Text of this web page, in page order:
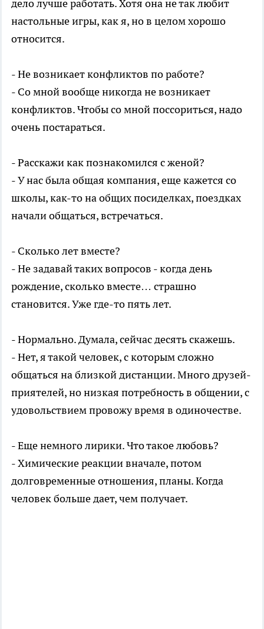
дело лучше работать. Хотя она не так любит
настольные игры, как я, но в целом хорошо
относится.
- Не возникает конфликтов по работе?
- Со мной вообще никогда не возникает
конфликтов. Чтобы со мной поссориться, надо
очень постараться.
- Расскажи как познакомился с женой?
- У нас была общая компания, еще кажется со
школы, как-то на общих посиделках, поездках
начали общаться, встречаться.
- Сколько лет вместе?
- Не задавай таких вопросов - когда день
рождение, сколько вместе… страшно
становится. Уже где-то пять лет.
- Нормально. Думала, сейчас десять скажешь.
- Нет, я такой человек, с которым сложно
общаться на близкой дистанции. Много друзей-
приятелей, но низкая потребность в общении, с
удовольствием провожу время в одиночестве.
- Еще немного лирики. Что такое любовь?
- Химические реакции вначале, потом
долговременные отношения, планы. Когда
человек больше дает, чем получает.